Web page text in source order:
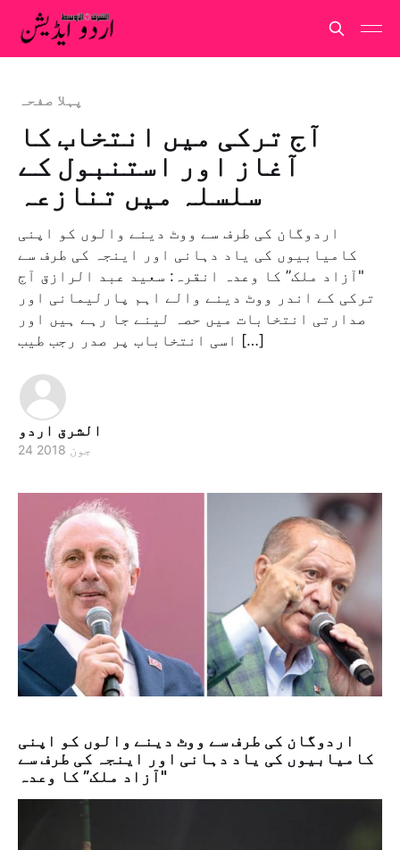
پہلا صفحہ
آج ترکی میں انتخاب کا
آغاز اور استنبول کے
سلسلہ میں تنازعہ
اردوگان کی طرف سے ووٹ دینے والوں کو اپنی
کامیابیوں کی یاد دہانی اور اینجہ کی طرف سے
"آزاد ملک” کا وعدہ انقرہ: سعید عبد الرازق آج
ترکی کے اندر ووٹ دینے والے اہم پارلیمانی اور
صدارتی انتخابات میں حصہ لینے جا رہے ہیں اور
اسی انتخاباب پر صدر رجب طیب […]
الشرق اردو
24 جون 2018
اردوگان کی طرف سے ووٹ دینے والوں کو اپنی
کامیابیوں کی یاد دہانی اور اینجہ کی طرف سے
"آزاد ملک” کا وعدہ